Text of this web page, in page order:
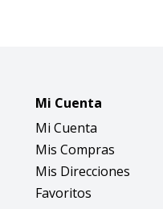
Mi Cuenta
Mi Cuenta
Mis Compras
Mis Direcciones
Favoritos